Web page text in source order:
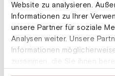
Website zu analysieren.
Informationen zu Ihrer
unsere Partner für soziale
Analysen weiter. Unsere
Informationen
zusammen, die Sie ihnen
Artikel
Ski Austria
allen